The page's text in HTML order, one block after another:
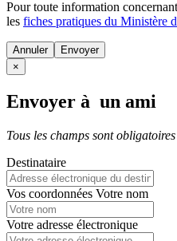
Pour toute information
les fiches pratiques du Ministère
Annuler
×
Envoyer à un ami
Tous les champs sont obligatoires
Destinataire
Vos coordonnées Votre nom
Votre adresse électronique